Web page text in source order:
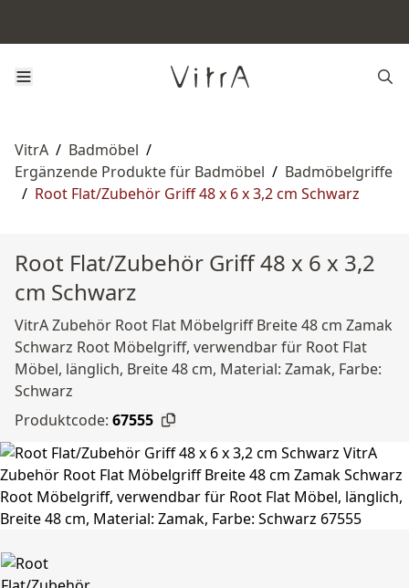
VitrA / Badmöbel /
Ergänzende Produkte für Badmöbel / Badmöbelgriffe
/ Root Flat/Zubehör Griff 48 x 6 x 3,2 cm Schwarz
Root Flat/Zubehör Griff 48 x 6 x 3,2
cm Schwarz
VitrA Zubehör Root Flat Möbelgriff Breite 48 cm Zamak
Schwarz Root Möbelgriff, verwendbar für Root Flat
Möbel, länglich, Breite 48 cm, Material: Zamak, Farbe:
Schwarz
Produktcode: 67555